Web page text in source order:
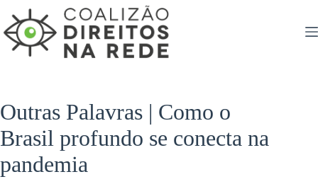
para
o
conteúdo
Outras Palavras | Como o
Brasil profundo se conecta na
pandemia